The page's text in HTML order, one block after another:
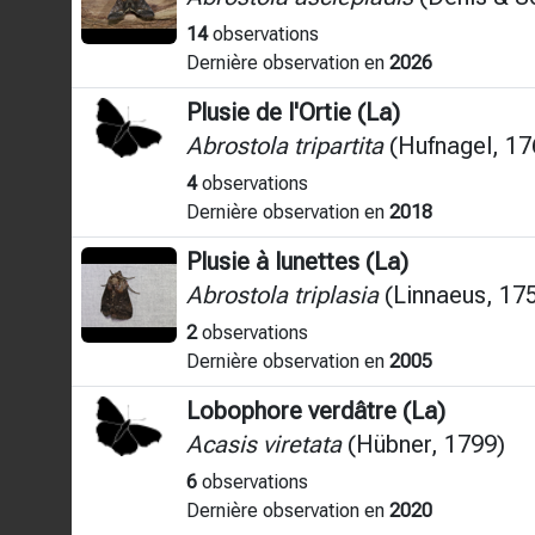
14observations
Dernière observation en 2026
Plusie de l'Ortie (La)
Abrostola tripartita(Hufnagel,
4observations
Dernière observation en 2018
Plusie à lunettes (La)
Abrostola triplasia(Linnaeus,
2observations
Dernière observation en 2005
Lobophore verdâtre (La)
Acasis viretata(Hübner, 1799)
6 observations
Dernière observation en 2020